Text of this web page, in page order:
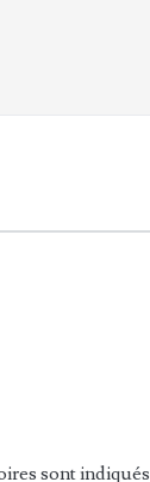
sont indiqués